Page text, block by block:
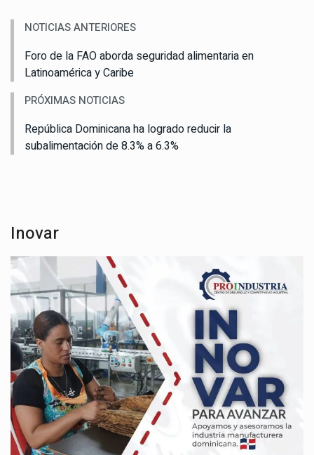
NOTICIAS ANTERIORES
Foro de la FAO aborda seguridad alimentaria en
Latinoamérica y Caribe
PRÓXIMAS NOTICIAS
República Dominicana ha logrado reducir la
subalimentación de 8.3% a 6.3%
Inovar